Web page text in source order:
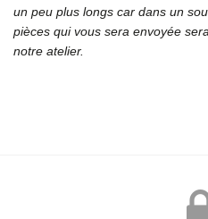
un peu plus longs car dans un
pièces qui vous sera envoyée
notre atelier.